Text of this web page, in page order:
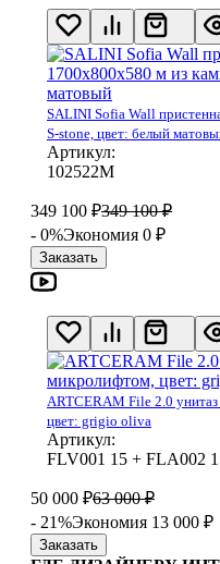
SALINI Sofia Wall
S-stone, цвет: белый
Артикул:
102522М
349 100 ₽349 100 ₽
- 0%Экономия 0 ₽
Заказать
ARTCERAM File 2.0
цвет: grigio oliva
Артикул:
FLV001 15 + FLA002
50 000 ₽63 000 ₽
- 21%Экономия 13 000 ₽
Заказать